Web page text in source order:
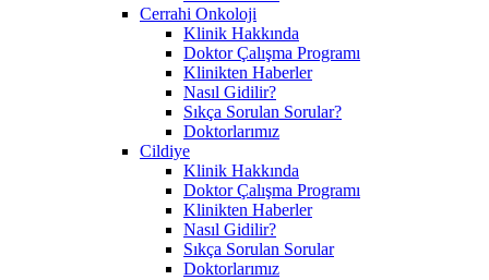
Cerrahi Onkoloji
Klinik Hakkında
Doktor Çalışma Programı
Klinikten Haberler
Nasıl Gidilir?
Sıkça Sorulan Sorular?
Doktorlarımız
Cildiye
Klinik Hakkında
Doktor Çalışma Programı
Klinikten Haberler
Nasıl Gidilir?
Sıkça Sorulan Sorular
Doktorlarımız